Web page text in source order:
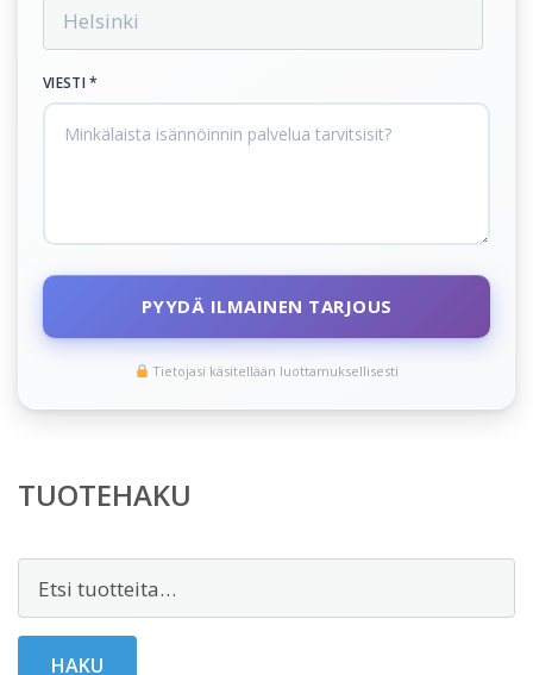
VIESTI *
PYYDÄ ILMAINEN TARJOUS
Tietojasi käsitellään luottamuksellisesti
TUOTEHAKU
HAKU